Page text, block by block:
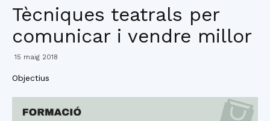
Tècniques teatrals per
comunicar i vendre millor
15 maig 2018
Objectius